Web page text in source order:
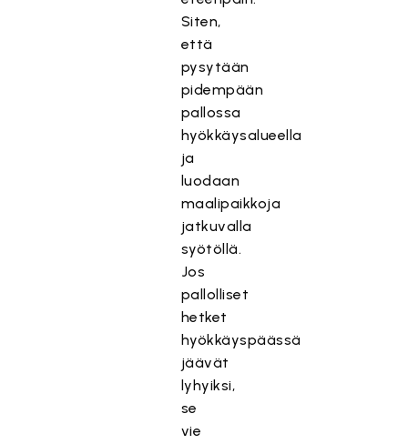
Siten,
että
pysytään
pidempään
pallossa
hyökkäysalueella
ja
luodaan
maalipaikkoja
jatkuvalla
syötöllä.
Jos
pallolliset
hetket
hyökkäyspäässä
jäävät
lyhyiksi,
se
vie